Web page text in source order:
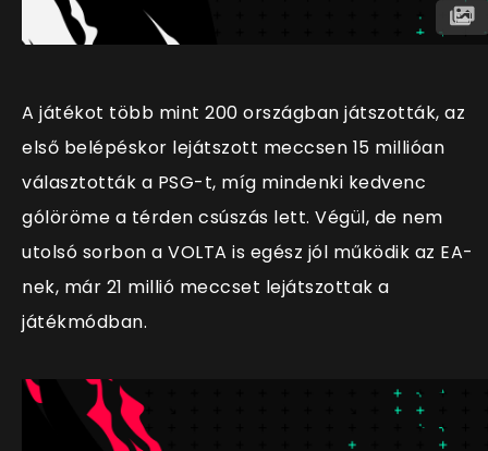
A játékot több mint 200 országban játszották, az
első belépéskor lejátszott meccsen 15 millióan
választották a PSG-t, míg mindenki kedvenc
gólöröme a térden csúszás lett. Végül, de nem
utolsó sorbon a VOLTA is egész jól működik az EA-
nek, már 21 millió meccset lejátszottak a
játékmódban.